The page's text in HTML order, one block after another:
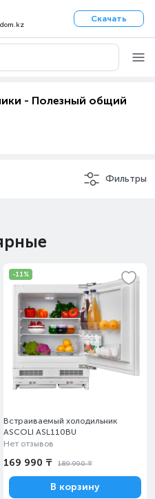
Скачать
- Полезный общий
Фильтры
-11%
Встраиваемый холодильник
ASCOLI ASL110BU
Нет отзывов
169 990 ₸ 189 990 ₸
В корзину